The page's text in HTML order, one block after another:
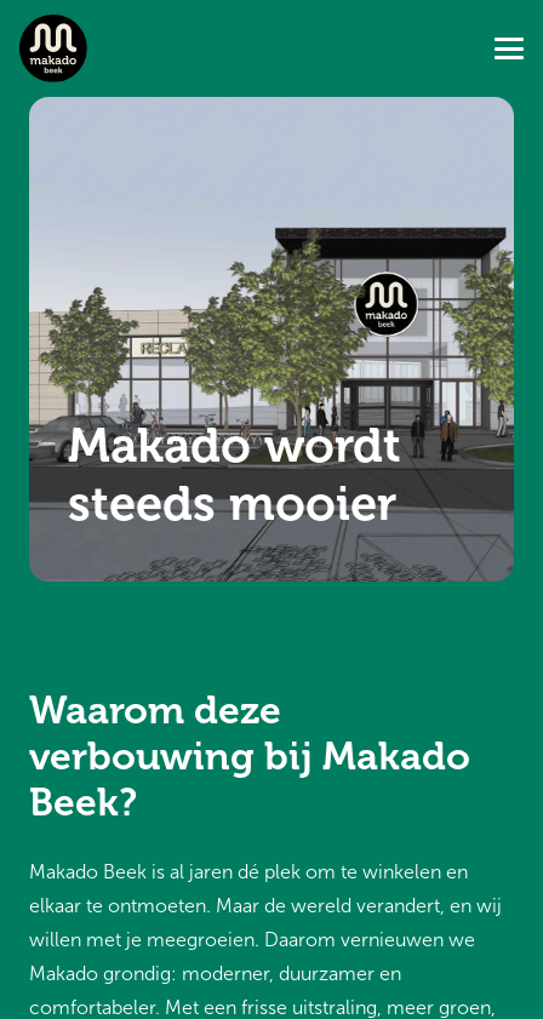
Makado wordt
steeds mooier
Waarom deze
verbouwing bij Makado
Beek?
Makado Beek is al jaren dé plek om te winkelen en
elkaar te ontmoeten. Maar de wereld verandert, en wij
willen met je meegroeien. Daarom vernieuwen we
Makado grondig: moderner, duurzamer en
comfortabeler. Met een frisse uitstraling, meer groen,